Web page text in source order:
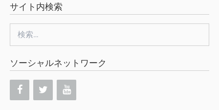
サイト内検索
索:
ソーシャルネットワーク